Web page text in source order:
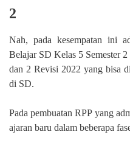
2
Nah, pada kesempatan ini
Belajar SD Kelas 5 Semester 2
dan 2 Revisi 2022 yang bisa
di SD.
Pada pembuatan RPP yang
ajaran baru dalam beberapa